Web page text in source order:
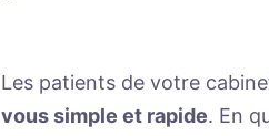
Les patients de votre
vous simple et rapide. En